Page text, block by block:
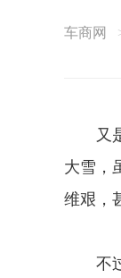
车商网
又
大雪，
维艰，
不